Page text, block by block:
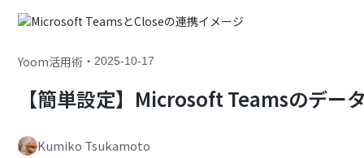
Yoom活用術 ・2025-10-17
【簡単設定】Microsoft Teamsのデー
Kumiko Tsukamoto